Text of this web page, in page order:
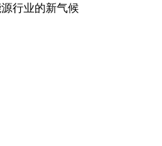
行业的新气候